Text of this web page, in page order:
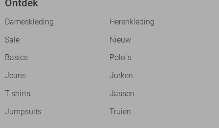
Ontdek
Dameskleding
Herenkleding
Sale
Nieuw
Basics
Polo`s
Jeans
Jurken
T-shirts
Jassen
Jumpsuits
Truien